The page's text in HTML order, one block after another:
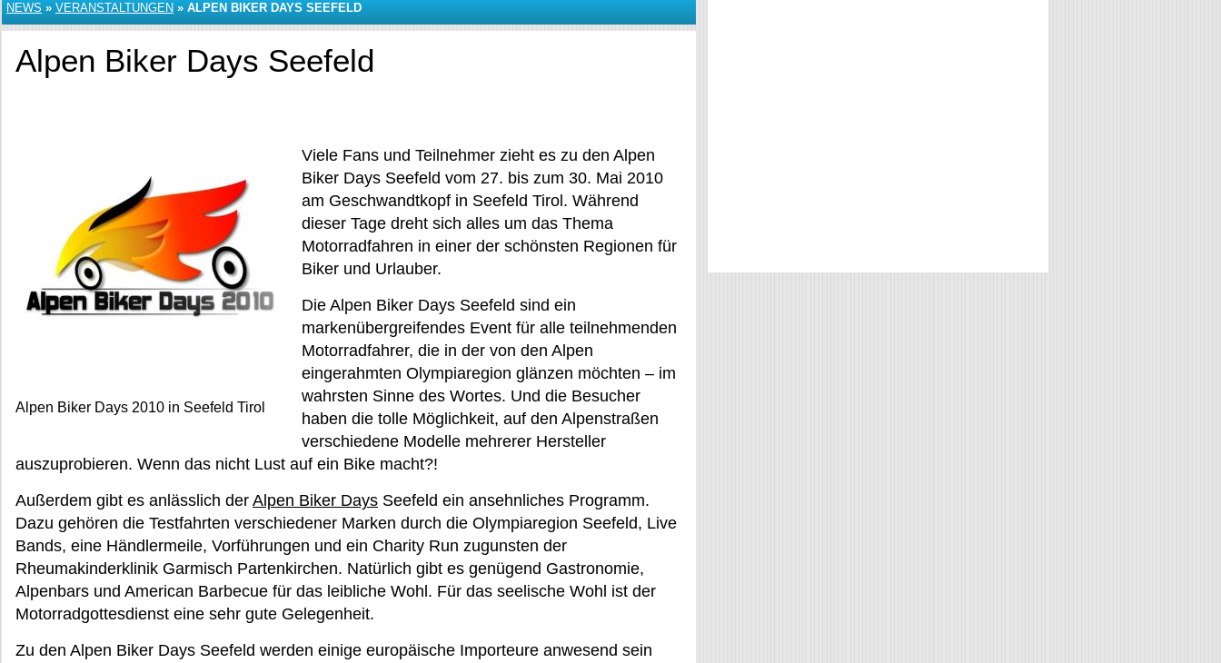
NEWS » VERANSTALTUNGEN » ALPEN BIKER DAYS SEEFELD
Alpen Biker Days Seefeld
Alpen Biker Days 2010 in Seefeld Tirol
Viele Fans und Teilnehmer zieht es zu den Alpen
Biker Days Seefeld vom 27. bis zum 30. Mai 2010
am Geschwandtkopf in Seefeld Tirol. Während
dieser Tage dreht sich alles um das Thema
Motorradfahren in einer der schönsten Regionen für
Biker und Urlauber.
Die Alpen Biker Days Seefeld sind ein
markenübergreifendes Event für alle teilnehmenden
Motorradfahrer, die in der von den Alpen
eingerahmten Olympiaregion glänzen möchten – im
wahrsten Sinne des Wortes. Und die Besucher
haben die tolle Möglichkeit, auf den Alpenstraßen
verschiedene Modelle mehrerer Hersteller
auszuprobieren. Wenn das nicht Lust auf ein Bike macht?!
Außerdem gibt es anlässlich der Alpen Biker Days Seefeld ein ansehnliches Programm.
Dazu gehören die Testfahrten verschiedener Marken durch die Olympiaregion Seefeld, Live
Bands, eine Händlermeile, Vorführungen und ein Charity Run zugunsten der
Rheumakinderklinik Garmisch Partenkirchen. Natürlich gibt es genügend Gastronomie,
Alpenbars und American Barbecue für das leibliche Wohl. Für das seelische Wohl ist der
Motorradgottesdienst eine sehr gute Gelegenheit.
Zu den Alpen Biker Days Seefeld werden einige europäische Importeure anwesend sein